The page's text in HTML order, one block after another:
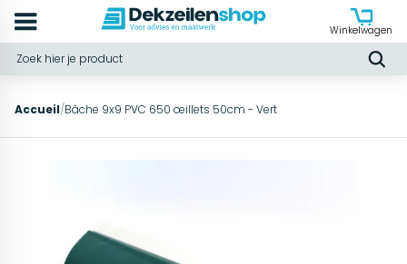
Winkelwagen
Accueil/Bâche 9x9 PVC 650 œillets 50cm - Vert